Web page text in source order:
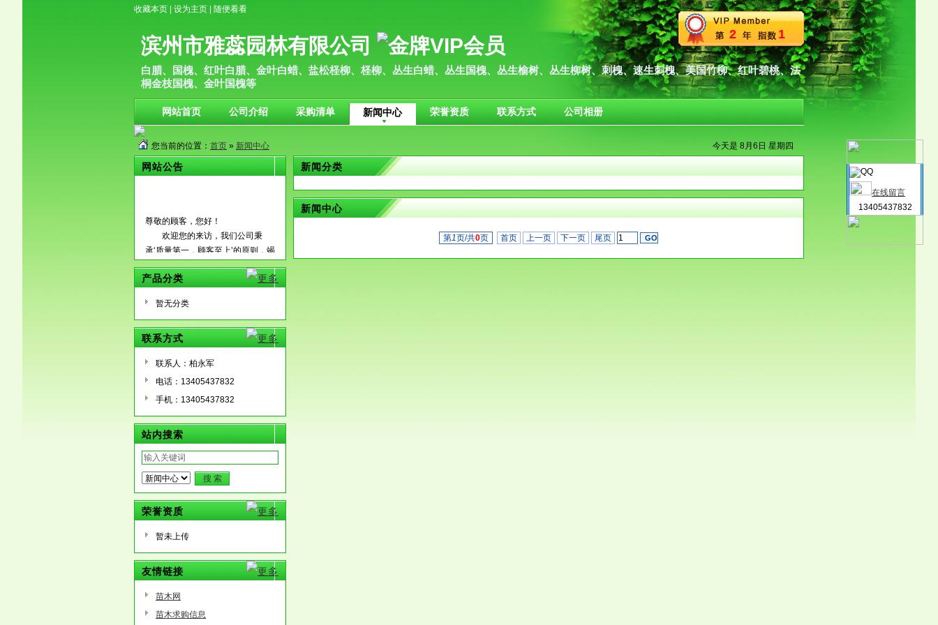
收藏本页 设为主页 随便看看
2 1
滨州市雅蕊园林有限公司
白腊、国槐、红叶白腊、金叶白蜡、盐松柽柳、柽柳、丛生白蜡、丛生国槐、丛生榆树、丛生柳树、刺槐、速生刺槐、美国竹柳、红叶碧桃、法
桐金枝国槐、金叶国槐等
网站首页 公司介绍 采购清单 新闻中心 荣誉资质 联系方式 公司相册
今天是 8月6日 星期四
您当前的位置： 首页 » 新闻中心
网站公告
尊敬的顾客，您好！
欢迎您的来访，我们公司秉
承‘质量第一，顾客至上’的原则，竭
诚为国内外广大客户朋友提供优质
的服务，希望通过我们的真诚与努
创辉煌！
产品分类
暂无分类
联系方式
联系人：柏永军
电话：13405437832
手机：13405437832
站内搜索
荣誉资质
暂未上传
友情链接
苗木网
苗木求购信息
新闻分类
新闻中心
第1页/共0页 首页 上一页 下一页 尾页
在线留言
13405437832